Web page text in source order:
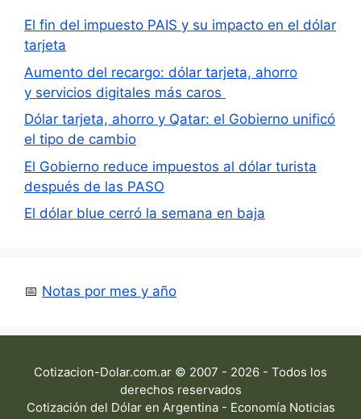
El fin del impuesto PAIS y su impacto en el dólar
tarjeta
Aumento del recargo: dólar tarjeta, ahorro
y servicios digitales más caros
Dólar tarjeta, ahorro y Qatar: el Gobierno unificó
el tipo de cambio
El Gobierno reduce impuestos al dólar turista
después de las PASO
El dólar blue cerró la semana en baja
📅 Notas por mes y año
Cotizacion-Dolar.com.ar © 2007 - 2026 - Todos los
derechos reservados
Cotización del Dólar en Argentina - Economía Noticias